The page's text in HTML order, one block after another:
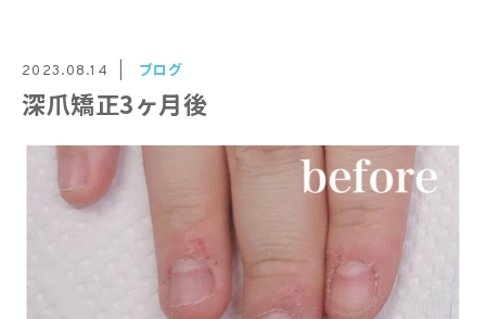
2023.08.14 ブログ
深爪矯正3ヶ月後